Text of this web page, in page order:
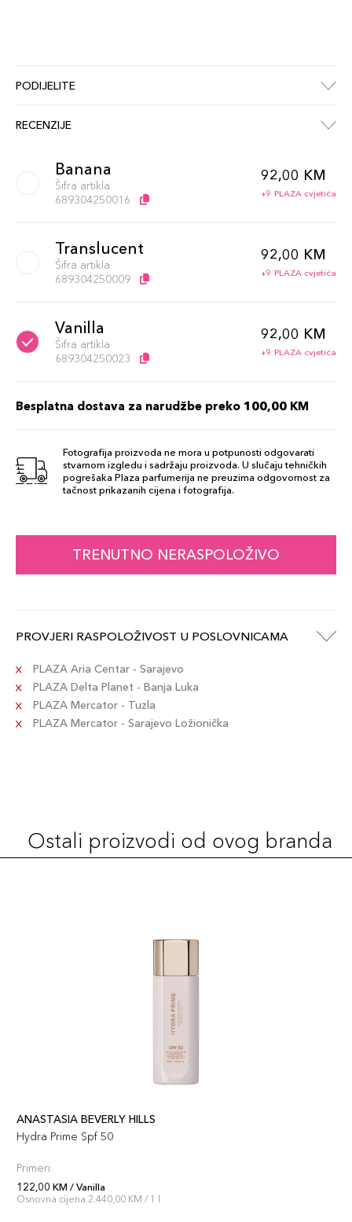
PODIJELITE
RECENZIJE
Banana
Šifra artikla
689304250016
92,00 KM
+9 PLAZA cvjetića
Translucent
Šifra artikla
689304250009
92,00 KM
+9 PLAZA cvjetića
Vanilla
Šifra artikla
689304250023
92,00 KM
+9 PLAZA cvjetića
Besplatna dostava za narudžbe preko 100,00 KM
Fotografija proizvoda ne mora u potpunosti odgovarati
stvarnom izgledu i sadržaju proizvoda. U slučaju tehničkih
pogrešaka Plaza parfumerija ne preuzima odgovornost za
tačnost prikazanih cijena i fotografija.
TRENUTNO NERASPOLOŽIVO
PROVJERI RASPOLOŽIVOST U POSLOVNICAMA
PLAZA Aria Centar - Sarajevo
PLAZA Delta Planet - Banja Luka
PLAZA Mercator - Tuzla
PLAZA Mercator - Sarajevo Ložionička
Ostali proizvodi od ovog branda
ANASTASIA BEVERLY HILLS
Hydra Prime Spf 50
Primeri
122,00 KM / Vanilla
Osnovna cijena 2.440,00 KM / 1 l